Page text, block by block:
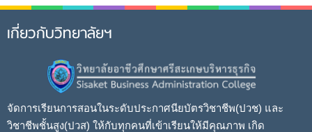
เกี่ยวกับวิทยาลัยฯ
จัดการเรียนการสอนในระดับประกาศนียบัตรวิชาชีพ(ปวช) และ
วิชาชีพชั้นสูง(ปวส) ให้กับทุกคนที่เข้าเรียนให้มีคุณภาพ เกิด